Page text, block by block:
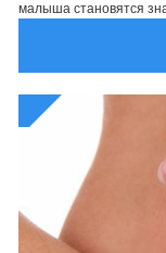
малыша становятся